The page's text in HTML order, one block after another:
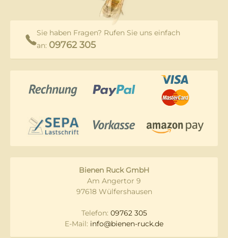
Sie haben Fragen? Rufen Sie uns einfach
an: 09762 305
Bienen Ruck GmbH
Am Angertor 9
97618 Wülfershausen
Telefon: 09762 305
E-Mail: info@bienen-ruck.de